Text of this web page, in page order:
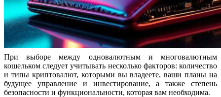
При выборе между одновалютным и многовалютным
кошельком следует учитывать несколько факторов: количество
и типы криптовалют, которыми вы владеете, ваши планы на
будущее управление и инвестирование, а также степень
безопасности и функциональности, которая вам необходима.